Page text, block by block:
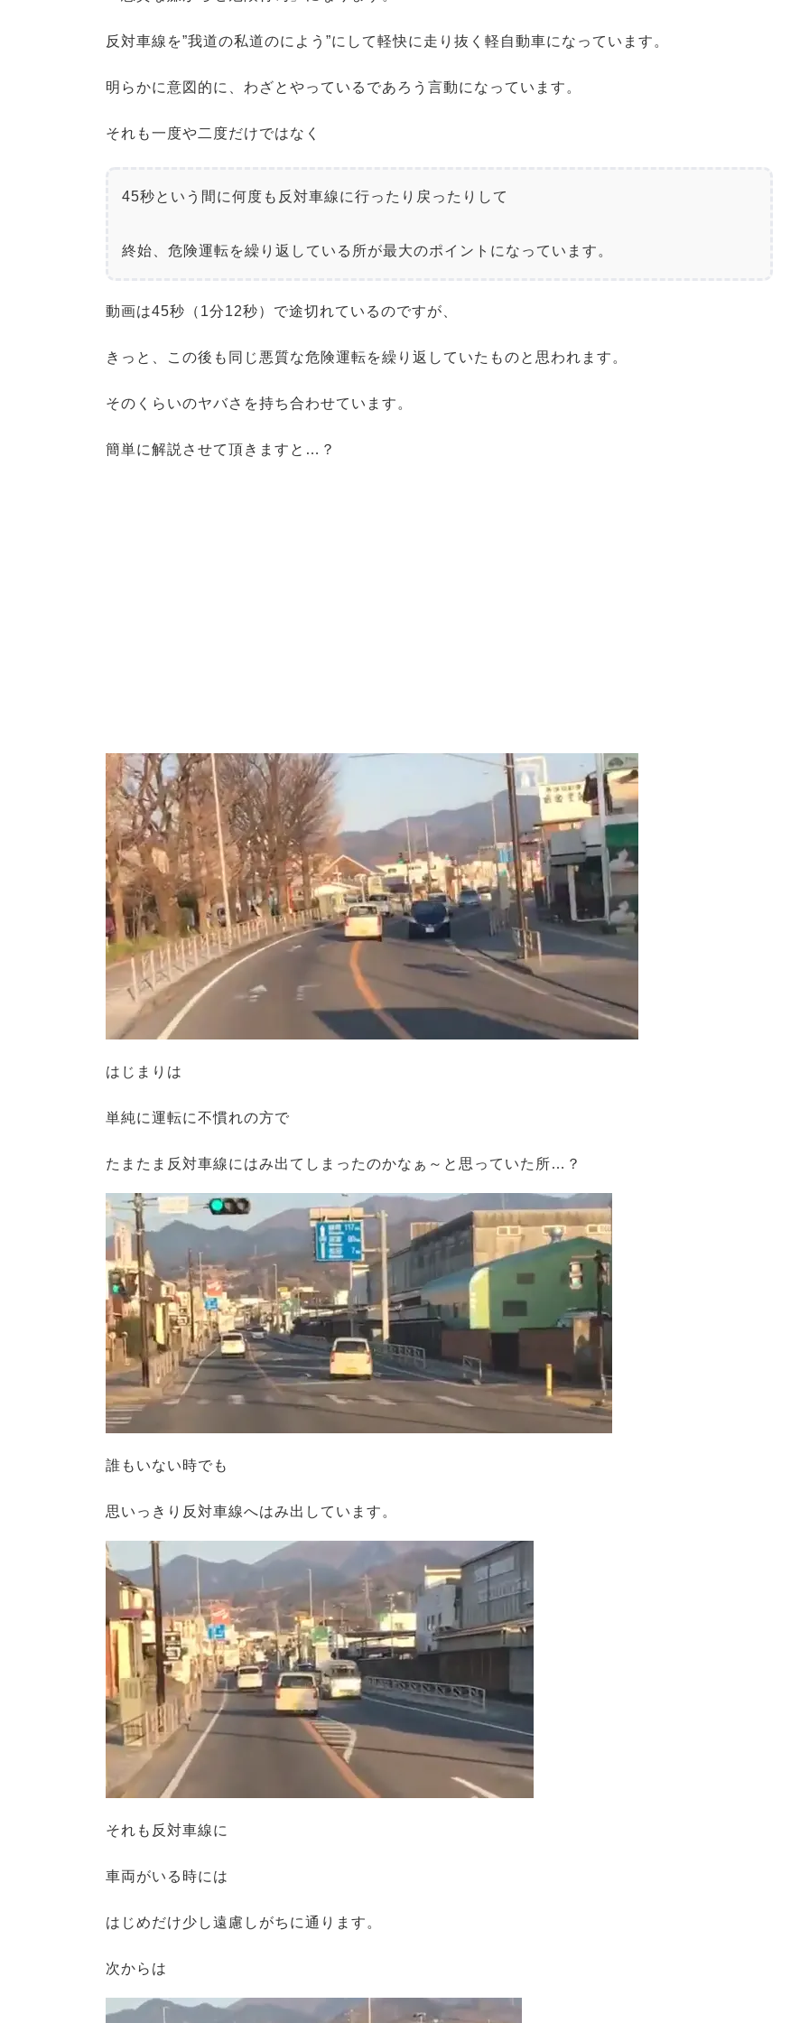
反対車線を”我道の私道のによう”にして軽快に走り抜く軽自動車になっています。
明らかに意図的に、わざとやっているであろう言動になっています。
それも一度や二度だけではなく
45秒という間に何度も反対車線に行ったり戻ったりして
終始、危険運転を繰り返している所が最大のポイントになっています。
動画は45秒（1分12秒）で途切れているのですが、
きっと、この後も同じ悪質な危険運転を繰り返していたものと思われます。
そのくらいのヤバさを持ち合わせています。
簡単に解説させて頂きますと…？
はじまりは
単純に運転に不慣れの方で
たまたま反対車線にはみ出てしまったのかなぁ～と思っていた所…？
誰もいない時でも
思いっきり反対車線へはみ出しています。
それも反対車線に
車両がいる時には
はじめだけ少し遠慮しがちに通ります。
次からは